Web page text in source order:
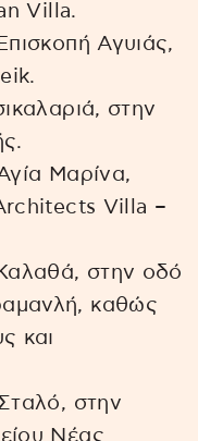
Villa.
Αγυιάς,
στην
Μαρίνα,
Villa –
στην οδό
καθώς
και
στην
Νέας